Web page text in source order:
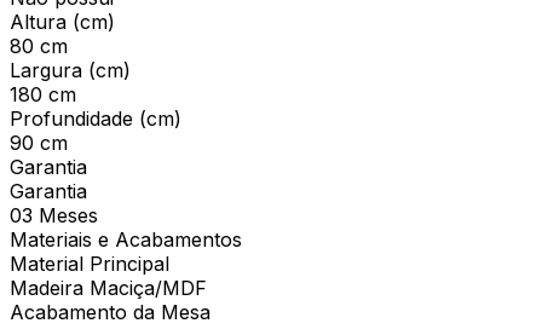
Altura (cm)
80 cm
Largura (cm)
180 cm
Profundidade (cm)
90 cm
Garantia
Garantia
03 Meses
Materiais e Acabamentos
Material Principal
Madeira Maciça/MDF
Acabamento da Mesa